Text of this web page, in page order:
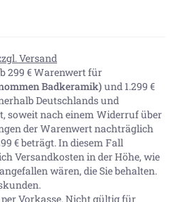
Versand
299 € Warenwert für
Badkeramik) und 1.299 €
Deutschlands und
soweit nach einem Widerruf über
der Warenwert nachträglich
€ beträgt. In diesem Fall
Versandkosten in der Höhe, wie
wären, die Sie behalten.
per Vorkasse. Nicht gültig für